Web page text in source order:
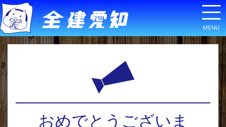
おめでとうございま